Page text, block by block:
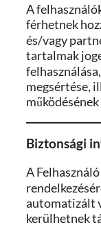
A
férhetnek
és/vagy
tartalmak
megsértése,
Biztonsági
A
automatizált
kerülhetnek